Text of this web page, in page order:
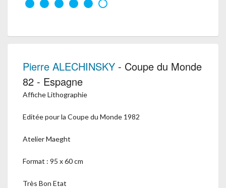
Pierre ALECHINSKY - Coupe du Monde
82 - Espagne
Affiche Lithographie
Editée pour la Coupe du Monde 1982
Atelier Maeght
Format : 95 x 60 cm
Très Bon Etat